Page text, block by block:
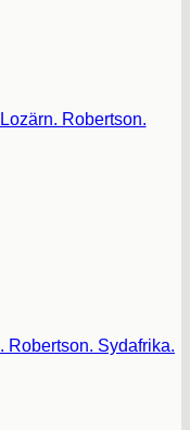
Robertson. Sydafrika.